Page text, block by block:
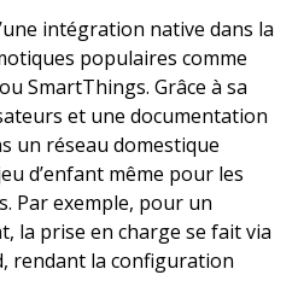
intégration native dans la
populaires comme
SmartThings. Grâce à sa
et une documentation
un réseau domestique
d’enfant même pour les
Par exemple, pour un
la prise en charge se fait via
rendant la configuration